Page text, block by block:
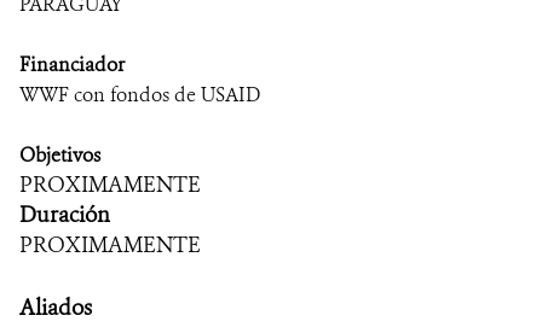
Financiador
WWF con fondos de USAID
Objetivos
PROXIMAMENTE
Duración
PROXIMAMENTE
Aliados